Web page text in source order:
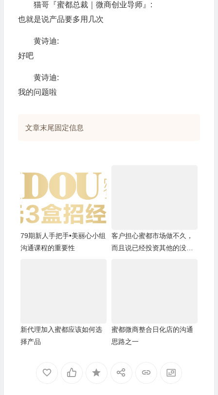
猫哥『蜜都总裁｜微商创业导师』:
也就是说产品要多用几次
黄诗迪:
好吧
黄诗迪:
我的问题啦
文章末尾固定信息
79期新人手把手•美丽心小组
沟通课程的重要性
客户担心蜜都市场做不久，
而且说已经投资其他的没有
新代理加入蜜都应该如何选
择产品
蜜都微商整合日化店的沟通
思路之一